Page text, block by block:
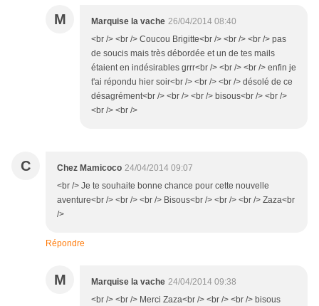
M Marquise la vache 26/04/2014 08:40
<br /> <br /> Coucou Brigitte<br /> <br /> <br /> pas
de soucis mais très débordée et un de tes mails
étaient en indésirables grrr<br /> <br /> <br /> enfin je
t'ai répondu hier soir<br /> <br /> <br /> désolé de ce
désagrément<br /> <br /> <br /> bisous<br /> <br />
<br /> <br />
C Chez Mamicoco 24/04/2014 09:07
<br /> Je te souhaite bonne chance pour cette nouvelle
aventure<br /> <br /> <br /> Bisous<br /> <br /> <br /> Zaza<br
/>
Répondre
M Marquise la vache 24/04/2014 09:38
<br /> <br /> Merci Zaza<br /> <br /> <br /> bisous